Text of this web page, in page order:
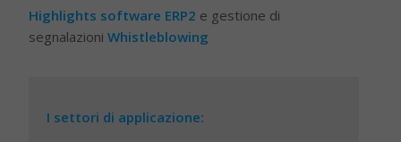
Highlights software ERP2 e gestione di
segnalazioniWhistleblowing
I settori di applicazione: